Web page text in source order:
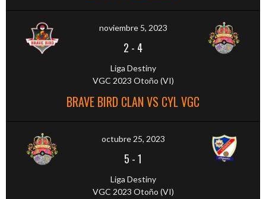
noviembre 5, 2023
2 - 4
Liga Destiny
VGC 2023 Otoño (VI)
BRAVE BIRD CLAN VS CYL VGC
octubre 25, 2023
5 -1
Liga Destiny
VGC 2023 Otoño (VI)